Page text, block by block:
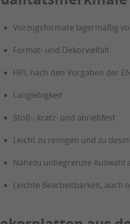
Vorzugsformate lagermäßig
Format- und Dekorvielfalt
HPL nach den Vorgaben der
Langlebigkeit
Stoß-, kratz- und abriebfest
Leicht zu reinigen und zu
Nahezu unbegrenzte
Leichte Bearbeitbarkeit, auch